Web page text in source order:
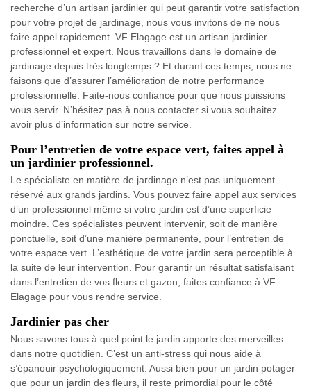
recherche d’un artisan jardinier qui peut garantir votre satisfaction
pour votre projet de jardinage, nous vous invitons de ne nous
faire appel rapidement. VF Elagage est un artisan jardinier
professionnel et expert. Nous travaillons dans le domaine de
jardinage depuis très longtemps ? Et durant ces temps, nous ne
faisons que d’assurer l’amélioration de notre performance
professionnelle. Faite-nous confiance pour que nous puissions
vous servir. N’hésitez pas à nous contacter si vous souhaitez
avoir plus d’information sur notre service.
Pour l’entretien de votre espace vert, faites appel à
un jardinier professionnel.
Le spécialiste en matière de jardinage n’est pas uniquement
réservé aux grands jardins. Vous pouvez faire appel aux services
d’un professionnel même si votre jardin est d’une superficie
moindre. Ces spécialistes peuvent intervenir, soit de manière
ponctuelle, soit d’une manière permanente, pour l’entretien de
votre espace vert. L’esthétique de votre jardin sera perceptible à
la suite de leur intervention. Pour garantir un résultat satisfaisant
dans l’entretien de vos fleurs et gazon, faites confiance à VF
Elagage pour vous rendre service.
Jardinier pas cher
Nous savons tous à quel point le jardin apporte des merveilles
dans notre quotidien. C’est un anti-stress qui nous aide à
s’épanouir psychologiquement. Aussi bien pour un jardin potager
que pour un jardin des fleurs, il reste primordial pour le côté